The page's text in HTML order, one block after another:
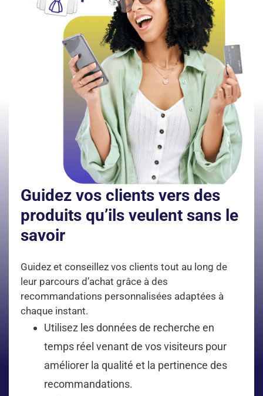
Guidez vos clients vers des
produits qu’ils veulent sans le
savoir
Guidez et conseillez vos clients tout au long de
leur parcours d’achat grâce à des
recommandations personnalisées adaptées à
chaque instant.
Utilisez les données de recherche en
temps réel venant de vos visiteurs pour
améliorer la qualité et la pertinence des
recommandations.